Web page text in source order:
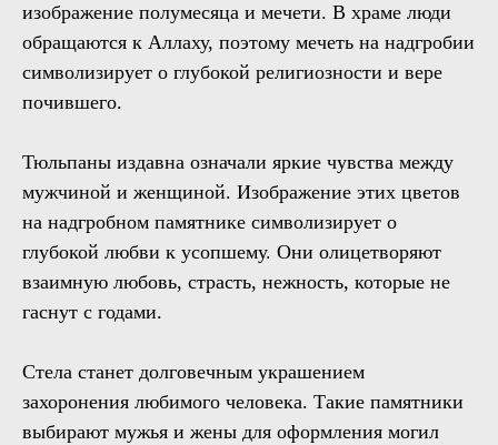
изображение полумесяца и мечети. В храме люди
обращаются к Аллаху, поэтому мечеть на надгробии
символизирует о глубокой религиозности и вере
почившего.
Тюльпаны издавна означали яркие чувства между
мужчиной и женщиной. Изображение этих цветов
на надгробном памятнике символизирует о
глубокой любви к усопшему. Они олицетворяют
взаимную любовь, страсть, нежность, которые не
гаснут с годами.
Стела станет долговечным украшением
захоронения любимого человека. Такие памятники
выбирают мужья и жены для оформления могил